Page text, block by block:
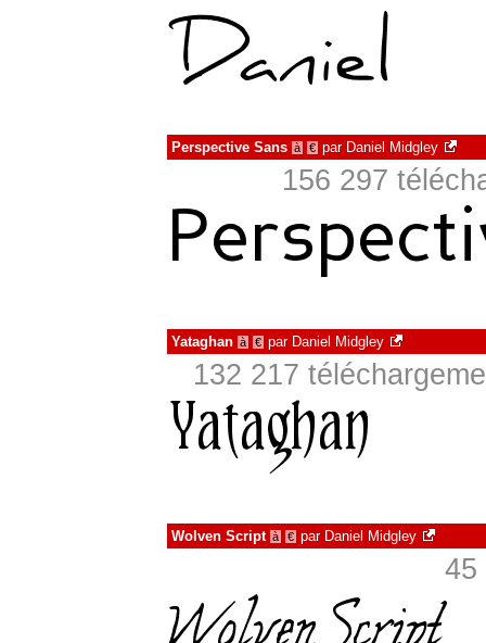
Perspective Sans à € par Daniel Midgley
156 297
Yataghan à € par Daniel Midgley
132 217
Wolven Script à € par Daniel Midgley
45